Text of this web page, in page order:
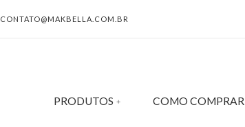
CONTATO@MAKBELLA.COM.BR
PRODUTOS COMO COMPRAR